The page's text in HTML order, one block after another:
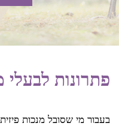
שאינם תופסים מקום כמו
גדולה או ידית האצה
שתופסים יותר נפח כמו
פתרונות לבעלי
בעבור מי שסובל מנכות